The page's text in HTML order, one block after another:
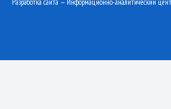
Разработка сайта — Информационно-аналитический